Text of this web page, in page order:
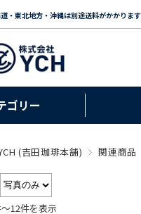
・東北地方・沖縄は別途送料がかかります
ゴリー
(吉田珈琲本舗) 関連商品
12件を表示